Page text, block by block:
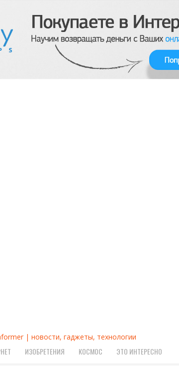
| новости, гаджеты, технологии
ИЗОБРЕТЕНИЯ КОСМОС ЭТО ИНТЕРЕСНО